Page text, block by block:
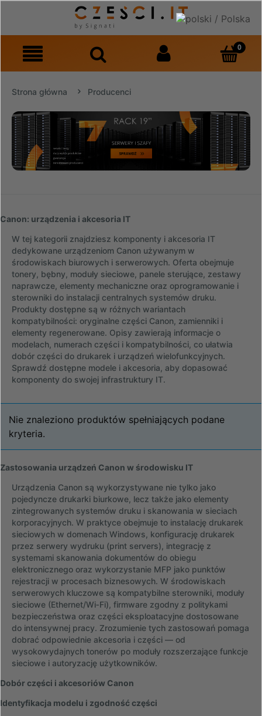
Strona główna Producenci
Canon: urządzenia i akcesoria IT
W tej kategorii znajdziesz komponenty i akcesoria IT
dedykowane urządzeniom Canon używanym w
środowiskach biurowych i serwerowych. Oferta obejmuje
tonery, bębny, moduły sieciowe, panele sterujące, zestawy
naprawcze, elementy mechaniczne oraz oprogramowanie i
sterowniki do instalacji centralnych systemów druku.
Produkty dostępne są w różnych wariantach
kompatybilności: oryginalne części Canon, zamienniki i
elementy regenerowane. Opisy zawierają informacje o
modelach, numerach części i kompatybilności, co ułatwia
dobór części do drukarek i urządzeń wielofunkcyjnych.
Sprawdź dostępne modele i akcesoria, aby dopasować
komponenty do swojej infrastruktury IT.
Nie znaleziono produktów spełniających podane
kryteria.
Zastosowania urządzeń Canon w środowisku IT
Urządzenia Canon są wykorzystywane nie tylko jako
pojedyncze drukarki biurkowe, lecz także jako elementy
zintegrowanych systemów druku i skanowania w sieciach
korporacyjnych. W praktyce obejmuje to instalację drukarek
sieciowych w domenach Windows, konfigurację drukarek
przez serwery wydruku (print servers), integrację z
systemami skanowania dokumentów do obiegu
elektronicznego oraz wykorzystanie MFP jako punktów
rejestracji w procesach biznesowych. W środowiskach
serwerowych kluczowe są kompatybilne sterowniki, moduły
sieciowe (Ethernet/Wi‑Fi), firmware zgodny z politykami
bezpieczeństwa oraz części eksploatacyjne dostosowane
do intensywnej pracy. Zrozumienie tych zastosowań pomaga
dobrać odpowiednie akcesoria i części — od
wysokowydajnych tonerów po moduły rozszerzające funkcje
sieciowe i autoryzację użytkowników.
Dobór części i akcesoriów Canon
Identyfikacja modelu i zgodność części